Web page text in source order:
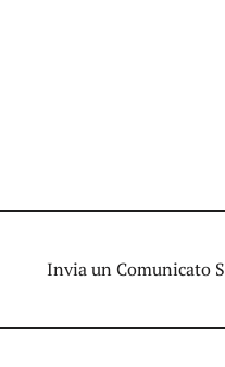
Invia un Comunicato